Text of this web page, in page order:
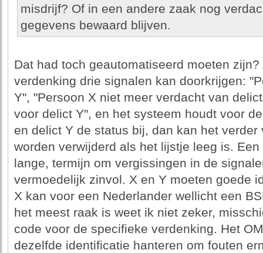
misdrijf? Of in een andere zaak nog
gegevens bewaard blijven.
Dat had toch geautomatiseerd moeten
verdenking drie signalen kan doorkrijgen:
Y", "Persoon X niet meer verdacht van
voor delict Y", en het systeem houdt voor
en delict Y de status bij, dan kan het
worden verwijderd als het lijstje leeg is.
lange, termijn om vergissingen in de
vermoedelijk zinvol. X en Y moeten goede
X kan voor een Nederlander wellicht een
het meest raak is weet ik niet zeker,
code voor de specifieke verdenking. Het
dezelfde identificatie hanteren om fouten